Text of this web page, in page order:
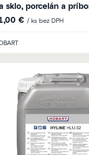
sklo, porcelán a
€ / ks bez DPH